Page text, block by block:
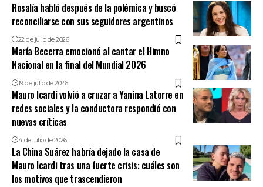
Rosalía habló después de la polémica y buscó
reconciliarse con sus seguidores argentinos
22 de julio de 2026
María Becerra emocionó al cantar el Himno
Nacional en la final del Mundial 2026
19 de julio de 2026
Mauro Icardi volvió a cruzar a Yanina Latorre en
redes sociales y la conductora respondió con
nuevas críticas
4 de julio de 2026
La China Suárez habría dejado la casa de
Mauro Icardi tras una fuerte crisis: cuáles son
los motivos que trascendieron